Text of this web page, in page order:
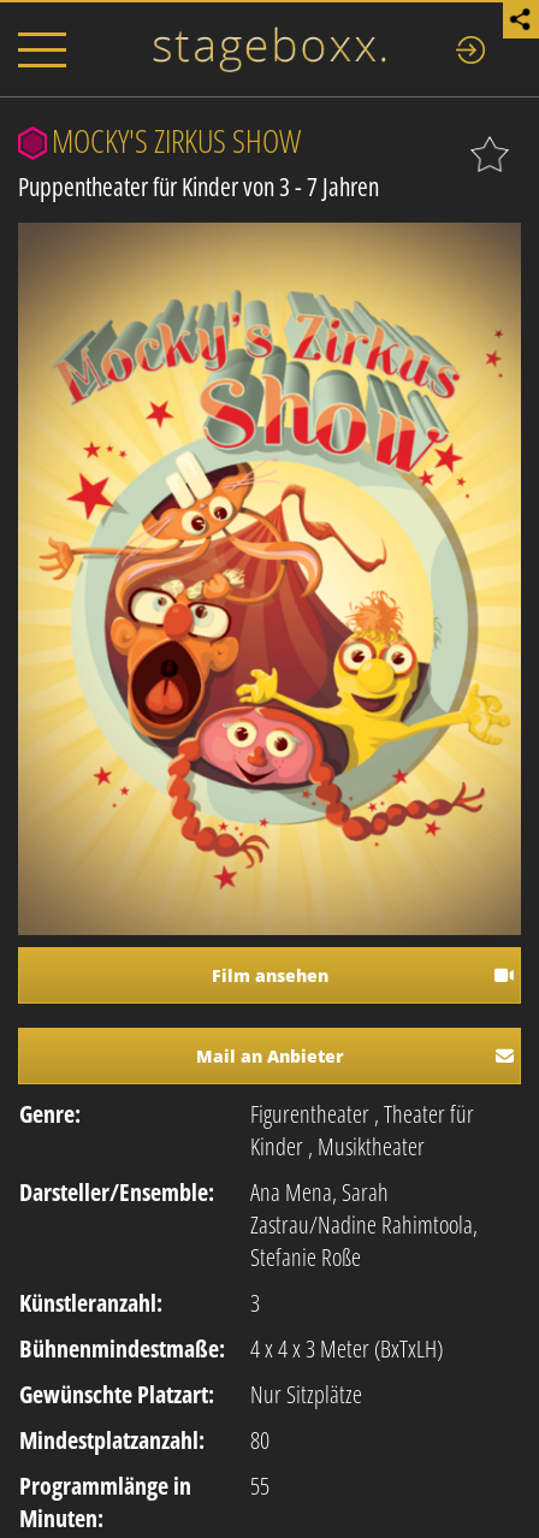
MOCKY'S ZIRKUS SHOW
Puppentheater für Kinder von 3 - 7 Jahren
Film ansehen
Mail an Anbieter
Genre: Figurentheater,Theater für
Kinder, Musiktheater
Darsteller/Ensemble:
Ana Mena, Sarah
Zastrau/Nadine Rahimtoola,
Stefanie Roße
Künstleranzahl:
3
Bühnenmindestmaße:
4 x 4 x 3 Meter (BxTxLH)
Gewünschte Platzart:
Nur Sitzplätze
Mindestplatzanzahl:
80
Programmlänge in
Minuten:
55